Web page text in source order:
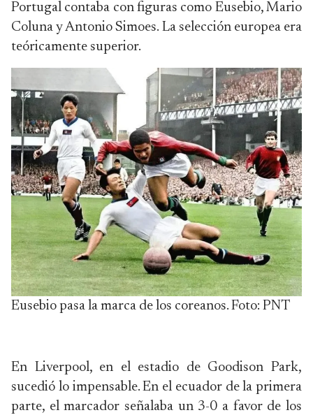
Portugal contaba con figuras como Eusebio, Mario
Coluna y Antonio Simoes. La selección europea era
teóricamente superior.
Eusebio pasa la marca de los coreanos. Foto: PNT
En Liverpool, en el estadio de Goodison Park,
sucedió lo impensable. En el ecuador de la primera
parte, el marcador señalaba un 3-0 a favor de los